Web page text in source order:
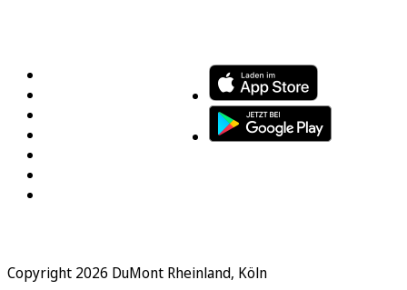
Copyright 2026 DuMont Rheinland, Köln